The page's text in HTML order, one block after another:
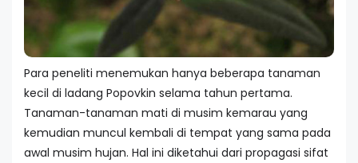
Para peneliti menemukan hanya beberapa tanaman
kecil di ladang Popovkin selama tahun pertama.
Tanaman-tanaman mati di musim kemarau yang
kemudian muncul kembali di tempat yang sama pada
awal musim hujan. Hal ini diketahui dari propagasi sifat